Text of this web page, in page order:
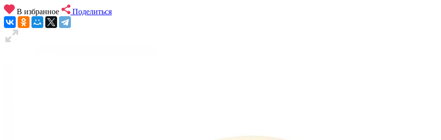
В избранное Поделиться